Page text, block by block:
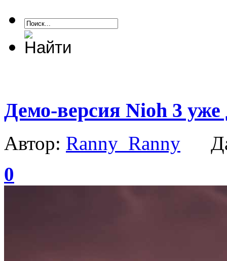
Демо-версия Nioh 3 уже
Автор: Ranny_Ranny
0